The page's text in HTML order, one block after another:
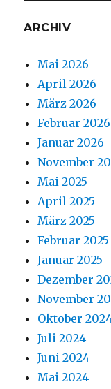
ARCHIV
Mai 2026
April 2026
März 2026
Februar 2026
Januar 2026
November
Mai 2025
April 2025
März 2025
Februar 2025
Januar 2025
Dezember
November
Oktober
Juli 2024
Juni 2024
Mai 2024